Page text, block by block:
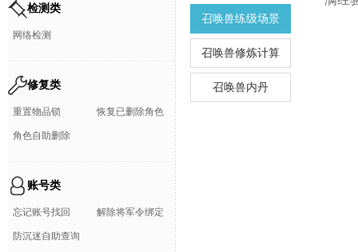
检测类
网络检测
修复类
重置物品锁 恢复已删除角色
角色自助删除
账号类
忘记账号找回 解除将军令绑定
防沉迷自助查询
召唤兽练级场景
召唤兽修炼计算
召唤兽内丹